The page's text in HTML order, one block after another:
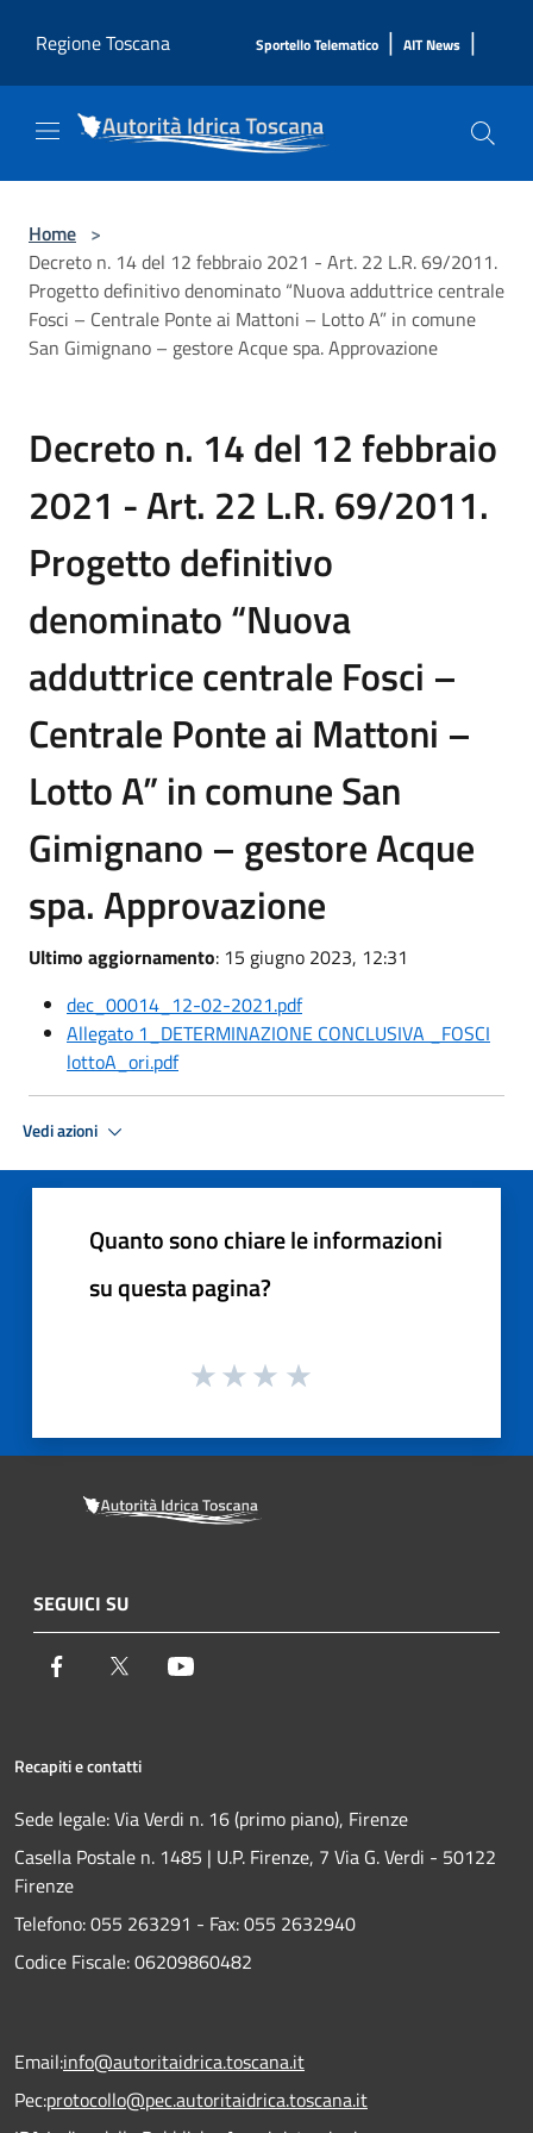
Regione Toscana
Sportello Telematico | AIT News |
Home >
Decreto n. 14 del 12 febbraio 2021 - Art. 22 L.R. 69/2011.
Progetto definitivo denominato “Nuova adduttrice centrale
Fosci – Centrale Ponte ai Mattoni – Lotto A” in comune
San Gimignano – gestore Acque spa. Approvazione
Decreto n. 14 del 12 febbraio
2021 - Art. 22 L.R. 69/2011.
Progetto definitivo
denominato “Nuova
adduttrice centrale Fosci –
Centrale Ponte ai Mattoni –
Lotto A” in comune San
Gimignano – gestore Acque
spa. Approvazione
Ultimo aggiornamento: 15 giugno 2023, 12:31
dec_00014_12-02-2021.pdf
Allegato 1_DETERMINAZIONE CONCLUSIVA _FOSCI
lottoA_ori.pdf
Vedi azioni
Quanto sono chiare le informazioni
su questa pagina?
SEGUICI SU
Facebook Twitter
Recapiti e contatti
Sede legale: Via Verdi n. 16 (primo piano), Firenze
Casella Postale n. 1485 | U.P. Firenze, 7 Via G. Verdi - 50122
Firenze
Telefono:055 263291 - Fax:055 2632940
Codice Fiscale: 06209860482
Email:info@autoritaidrica.toscana.it
Pec:protocollo@pec.autoritaidrica.toscana.it